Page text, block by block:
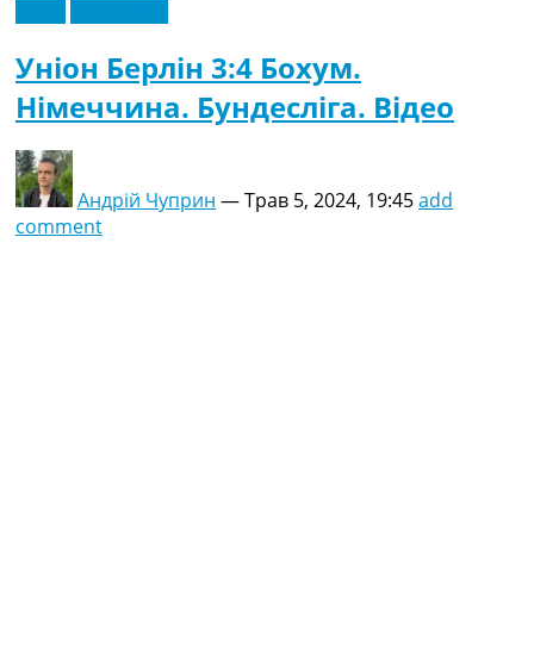
Уніон Берлін 3:4 Бохум.
Німеччина. Бундесліга. Відео
Андрій Чуприн —Трав 5, 2024, 19:45add
comment